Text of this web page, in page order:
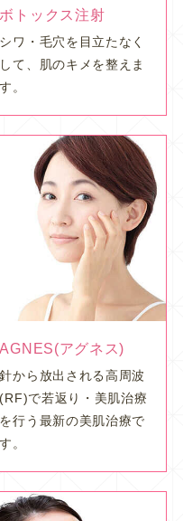
ボトックス注射
シワ・毛穴を目立たなく
して、肌のキメを整えま
す。
AGNES(アグネス)
針から放出される高周波
(RF)で若返り・美肌治療
を行う最新の美肌治療で
す。